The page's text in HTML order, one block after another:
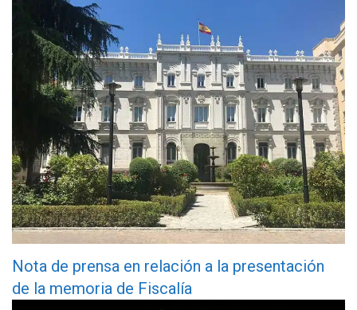
Nota de prensa en relación a la presentación
de la memoria de Fiscalía